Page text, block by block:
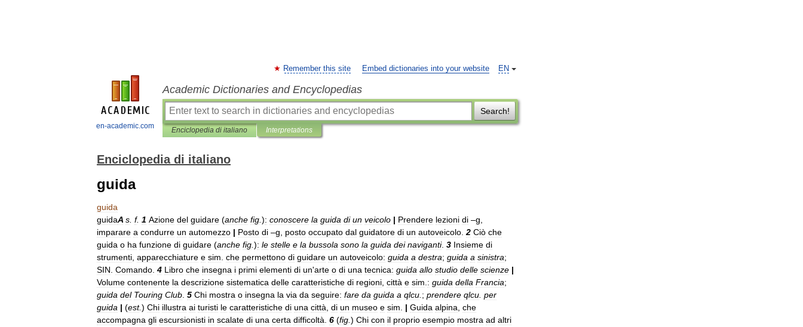
en-academic.com
EN
Remember this site Embed dictionaries into your website
Academic Dictionaries and Encyclopedias
Search!
Enciclopedia di italiano Interpretations
Enciclopedia di italiano
guida
guida
guidaA s f. 1 Azione del guidare (anche fig ): conoscere la guida di un veicolo | Prendere lezioni di –g
imparare a condurre un automezzo | Posto di –g posto occupato dal guidatore di un autoveicolo 2 Ciò che
guida o ha funzione di guidare (anche fig ): le stelle e la bussola sono la guida dei naviganti. 3 Insieme di
strumenti apparecchiature e sim che permettono di guidare un autoveicolo: guida a destra; guida a sinistra;
SIN Comando 4 Libro che insegna i primi elementi di un'arte o di una tecnica: guida allo studio delle scienze |
Volume contenente la descrizione sistematica delle caratteristiche di regioni città e sim : guida della Francia;
guida del Touring Club 5 Chi mostra o insegna la via da seguire: fare da guida a qlcu ; prendere qlcu per
guida | (est.) Chi illustra ai turisti le caratteristiche di una città di un museo e sim | Guida alpina che
accompagna gli escursionisti in scalate di una certa difficoltà 6 (fig ) Chi con il proprio esempio mostra ad altri